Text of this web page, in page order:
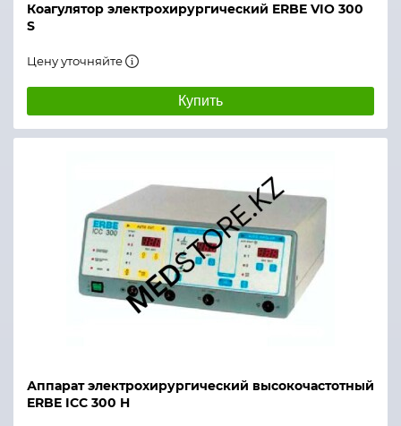
Коагулятор электрохирургический ERBE VIO 300
S
Цену уточняйте
Купить
Аппарат электрохирургический высокочастотный
ERBE ICC 300 H